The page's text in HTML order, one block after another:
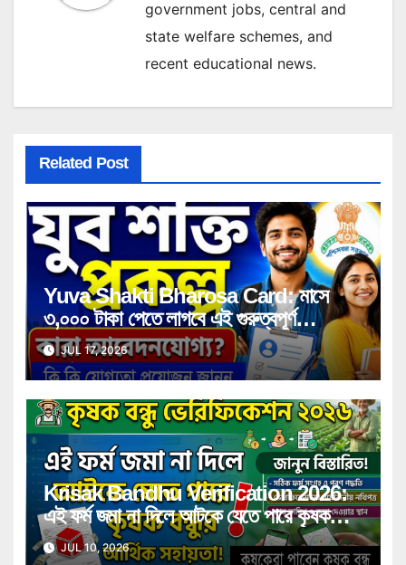
government jobs, central and
state welfare schemes, and
recent educational news.
Related Post
Yuva Shakti Bharosa Card: মাসে
৩,০০০ টাকা পেতে লাগবে এই গুরুত্বপূর্ণ
সার্টিফিকেট! কারা পাবেন সুবিধা, কী কী নথি লাগবে
জানুন বিস্তারিত
JUL 17, 2026
Krisak Bandhu Verification 2026:
এই ফর্ম জমা না দিলে আটকে যেতে পারে কৃষক
বন্ধুর আর্থিক সহায়তা! জানুন বিস্তারিত
JUL 10, 2026